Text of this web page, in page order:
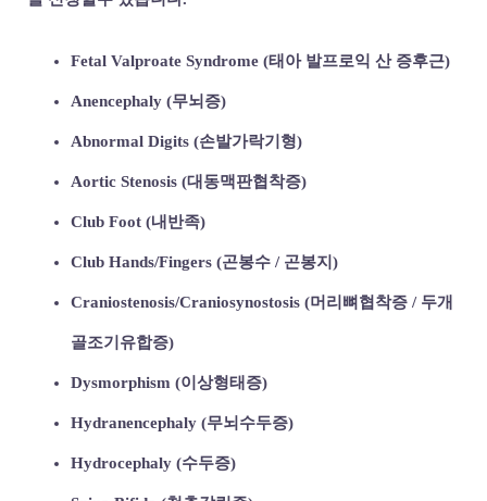
Fetal Valproate Syndrome (태아 발프로익 산 증후근)
Anencephaly (무뇌증)
Abnormal Digits (손발가락기형)
Aortic Stenosis (대동맥판협착증)
Club Foot (내반족)
Club Hands/Fingers (곤봉수 / 곤봉지)
Craniostenosis/Craniosynostosis (머리뼈협착증 / 두개
골조기유합증)
Dysmorphism (이상형태증)
Hydranencephaly (무뇌수두증)
Hydrocephaly (수두증)